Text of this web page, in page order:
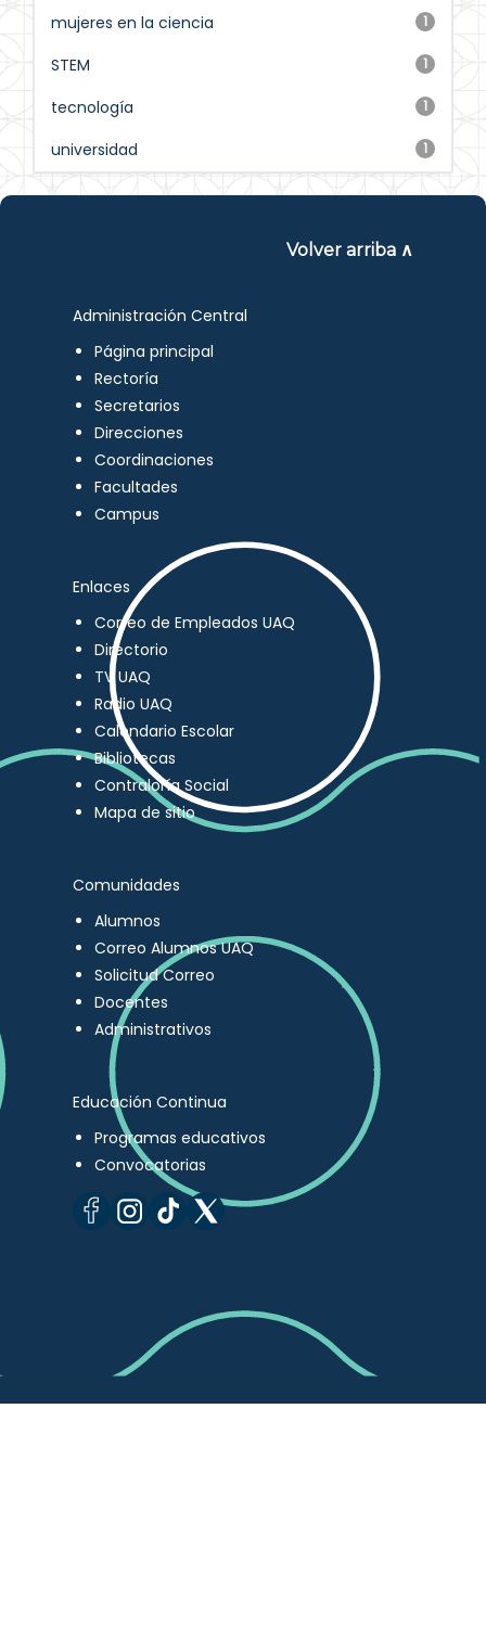
1
mujeres en la ciencia
1
STEM
1
tecnología
1
universidad
Volver arriba ∧
Administración Central
Página principal
Rectoría
Secretarios
Direcciones
Coordinaciones
Facultades
Campus
Enlaces
Correo de Empleados UAQ
Directorio
TV UAQ
Radio UAQ
Calendario Escolar
Bibliotecas
Contraloría Social
Mapa de sitio
Comunidades
Alumnos
Correo Alumnos UAQ
Solicitud Correo
Docentes
Administrativos
Educación Continua
Programas educativos
Convocatorias